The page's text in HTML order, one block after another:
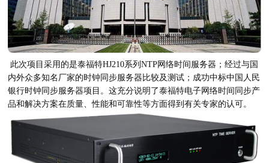
此次项目采用的是泰福特HJ210系列NTP网络时间服务器；经过与国
内外众多知名厂家的时钟同步服务器比较及测试；成功中标中国人民
银行时钟同步服务器项目。这充分说明了泰福特电子网络时间同步产
品和解决方案在质量、性能和可靠性等方面得到有关专家的认可。